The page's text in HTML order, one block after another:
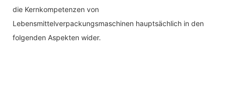
die Kernkompetenzen von
Lebensmittelverpackungsmaschinen hauptsächlich in den
folgenden Aspekten wider.